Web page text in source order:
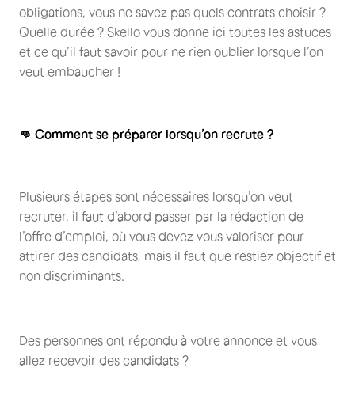
obligations, vous ne savez pas quels contrats choisir ?
Quelle durée ? Skello vous donne ici toutes les astuces
et ce qu’il faut savoir pour ne rien oublier lorsque l’on
veut embaucher !
👊 Comment se préparer lorsqu’on recrute ?
Plusieurs étapes sont nécessaires lorsqu’on veut
recruter, il faut d’abord passer par la rédaction de
l’offre d’emploi, où vous devez vous valoriser pour
attirer des candidats, mais il faut que restiez objectif et
non discriminants.
Des personnes ont répondu à votre annonce et vous
allez recevoir des candidats ?